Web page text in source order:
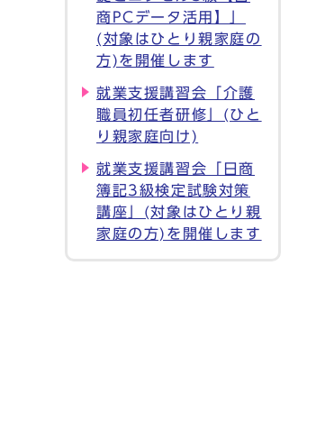
商PCデータ活用】」
(対象はひとり親家庭の
方)を開催します
就業支援講習会「介護
職員初任者研修」(ひと
り親家庭向け)
就業支援講習会「日商
簿記3級検定試験対策
講座」(対象はひとり親
家庭の方)を開催します